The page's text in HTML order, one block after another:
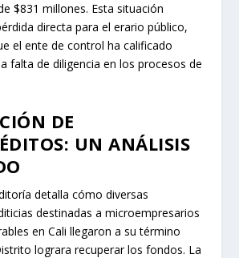
$831 millones. Esta situación
directa para el erario público,
el ente de control ha calificado
falta de diligencia en los procesos de
DE
UN ANÁLISIS
detalla cómo diversas
destinadas a microempresarios
en Cali llegaron a su término
lograra recuperar los fondos. La